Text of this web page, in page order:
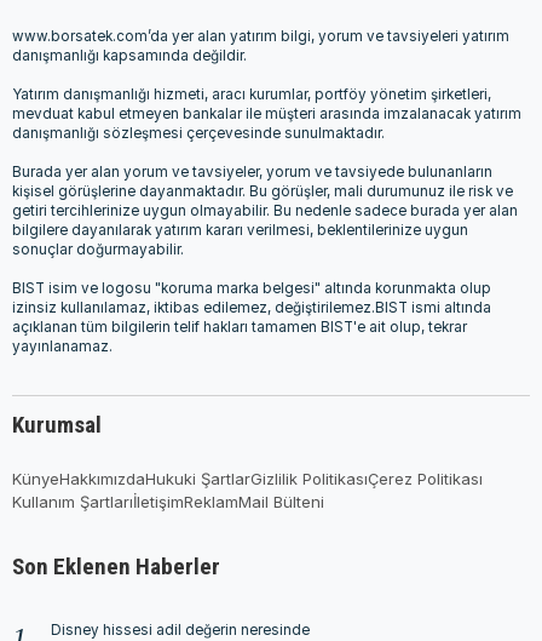
www.borsatek.com’da yer alan yatırım bilgi, yorum ve tavsiyeleri yatırım
danışmanlığı kapsamında değildir.
Yatırım danışmanlığı hizmeti, aracı kurumlar, portföy yönetim şirketleri,
mevduat kabul etmeyen bankalar ile müşteri arasında imzalanacak yatırım
danışmanlığı sözleşmesi çerçevesinde sunulmaktadır.
Burada yer alan yorum ve tavsiyeler, yorum ve tavsiyede bulunanların
kişisel görüşlerine dayanmaktadır. Bu görüşler, mali durumunuz ile risk ve
getiri tercihlerinize uygun olmayabilir. Bu nedenle sadece burada yer alan
bilgilere dayanılarak yatırım kararı verilmesi, beklentilerinize uygun
sonuçlar doğurmayabilir.
BIST isim ve logosu "koruma marka belgesi" altında korunmakta olup
izinsiz kullanılamaz, iktibas edilemez, değiştirilemez.BIST ismi altında
açıklanan tüm bilgilerin telif hakları tamamen BIST'e ait olup, tekrar
yayınlanamaz.
Kurumsal
KünyeHakkımızdaHukuki ŞartlarGizlilik PolitikasıÇerez Politikası
Kullanım ŞartlarıİletişimReklamMail Bülteni
Son Eklenen Haberler
Disney hissesi adil değerin neresinde